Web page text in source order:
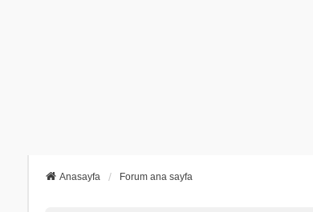
Anasayfa Forum ana sayfa